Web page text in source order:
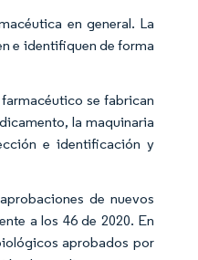
en general. La
e identifiquen de forma
se fabrican
la maquinaria
e identificación y
de nuevos
a los 46 de 2020. En
aprobados por